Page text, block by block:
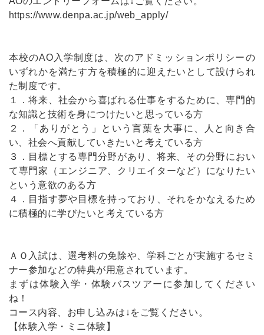
https://www.denpa.ac.jp/web_apply/
本校のAO入学制度は、次のアドミッションポリシーの
いずれかを満たす方を積極的に迎えたいとして設けられ
た制度です。
１．将来、社会から喜ばれる仕事をするために、専門的
な知識と技術を身につけたいと思っている方
２．「ありがとう」という言葉を大事に、人と向き合
い、社会へ貢献していきたいと考えている方
３．目標とする専門分野があり、将来、その分野におい
て専門家（エンジニア、クリエイターなど）になりたい
という意欲のある方
４．目指す夢や目標を持っており、それをかなえるため
に積極的に学びたいと考えている方
ＡＯ入試は、選考料の免除や、学科ごとが実施するセミ
ナー参加などの特典が用意されています。
まずは体験入学・体験バスツアーに参加してください
ね！
コース内容、お申し込みは↓をご覧ください。
【体験入学・ミニ体験】